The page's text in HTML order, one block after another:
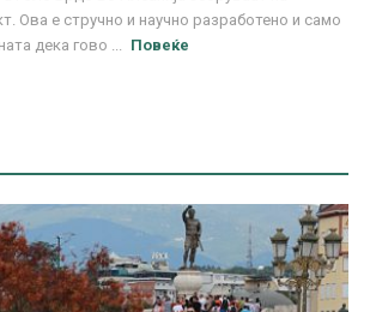
Ова е стручно и научно разработено и само
дека гово ...
Повеќе